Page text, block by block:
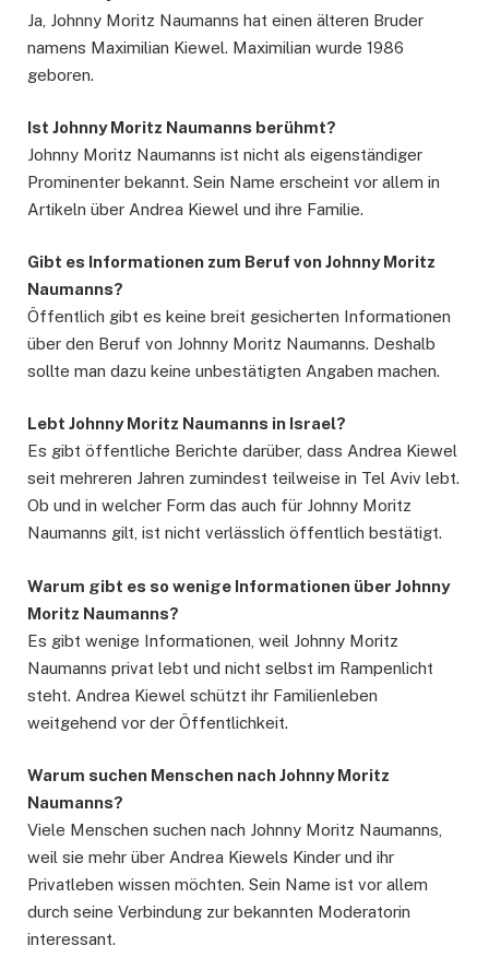
Ja, Johnny Moritz Naumanns hat einen älteren Bruder
namens Maximilian Kiewel. Maximilian wurde 1986
geboren.
Ist Johnny Moritz Naumanns berühmt?
Johnny Moritz Naumanns ist nicht als eigenständiger
Prominenter bekannt. Sein Name erscheint vor allem in
Artikeln über Andrea Kiewel und ihre Familie.
Gibt es Informationen zum Beruf von Johnny Moritz
Naumanns?
Öffentlich gibt es keine breit gesicherten Informationen
über den Beruf von Johnny Moritz Naumanns. Deshalb
sollte man dazu keine unbestätigten Angaben machen.
Lebt Johnny Moritz Naumanns in Israel?
Es gibt öffentliche Berichte darüber, dass Andrea Kiewel
seit mehreren Jahren zumindest teilweise in Tel Aviv lebt.
Ob und in welcher Form das auch für Johnny Moritz
Naumanns gilt, ist nicht verlässlich öffentlich bestätigt.
Warum gibt es so wenige Informationen über Johnny
Moritz Naumanns?
Es gibt wenige Informationen, weil Johnny Moritz
Naumanns privat lebt und nicht selbst im Rampenlicht
steht. Andrea Kiewel schützt ihr Familienleben
weitgehend vor der Öffentlichkeit.
Warum suchen Menschen nach Johnny Moritz
Naumanns?
Viele Menschen suchen nach Johnny Moritz Naumanns,
weil sie mehr über Andrea Kiewels Kinder und ihr
Privatleben wissen möchten. Sein Name ist vor allem
durch seine Verbindung zur bekannten Moderatorin
interessant.